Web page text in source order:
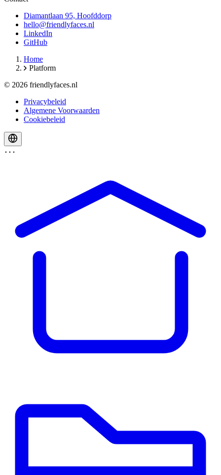
Diamantlaan 95, Hoofddorp
hello@friendlyfaces.nl
LinkedIn
GitHub
Home
Platform
© 2026 friendlyfaces.nl
Privacybeleid
Algemene Voorwaarden
Cookiebeleid